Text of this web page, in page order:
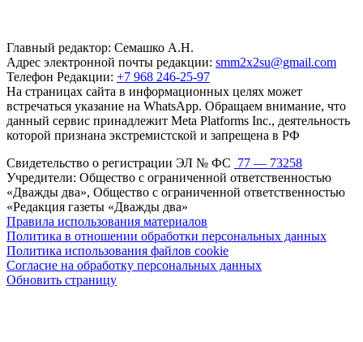
Главный редактор: Семашко А.Н.
Адрес электронной почты редакции: smm2x2su@gmail.com
Телефон Редакции: +7 968 246-25-97
На страницах сайта в информационных целях может
встречаться указание на WhatsApp. Обращаем внимание, что
данный сервис принадлежит Meta Platforms Inc., деятельность
которой признана экстремистской и запрещена в РФ
Свидетельство о регистрации ЭЛ № ФС 77 — 73258
Учредители: Общество с ограниченной ответственностью
«Дважды два», Общество с ограниченной ответственностью
«Редакция газеты «Дважды два»
Правила использования материалов
Политика в отношении обработки персональных данных
Политика использования файлов cookie
Согласие на обработку персональных данных
Обновить страницу